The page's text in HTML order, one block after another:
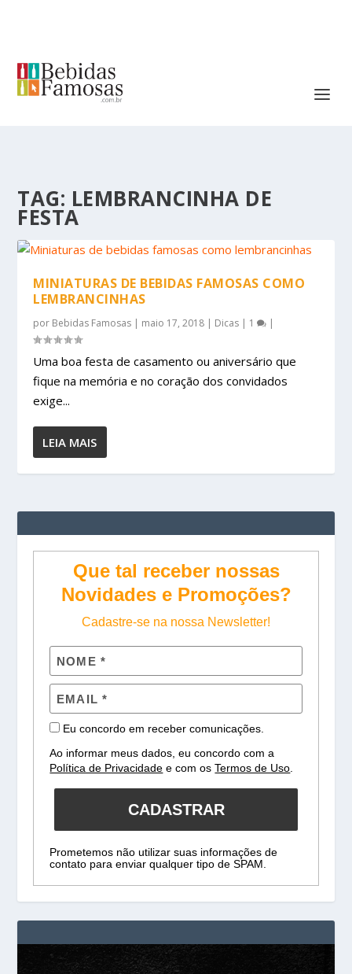
TAG: LEMBRANCINHA DE
FESTA
MINIATURAS DE BEBIDAS FAMOSAS COMO
LEMBRANCINHAS
por Bebidas Famosas | maio 17, 2018 | Dicas | 1 |
Uma boa festa de casamento ou aniversário que
fique na memória e no coração dos convidados
exige...
LEIA MAIS
Que tal receber nossas
Novidades e Promoções?
Cadastre-se na nossa Newsletter!
Eu concordo em receber comunicações.
Ao informar meus dados, eu concordo com a
Política de Privacidade e com osTermos de Uso
CADASTRAR
Prometemos não utilizar suas informações de
contato para enviar qualquer tipo de SPAM.